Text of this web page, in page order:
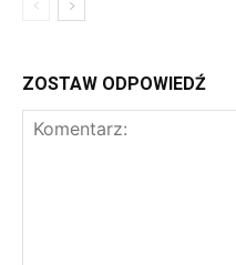
ZOSTAW ODPOWIEDŹ